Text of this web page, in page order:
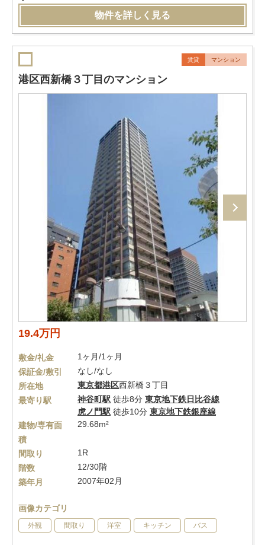
物件を詳しく見る
賃貸 マンション
港区西新橋３丁目のマンション
19.4万円
敷金/礼金
1ヶ月/1ヶ月
保証金/敷引
なし/なし
所在地
東京都港区西新橋３丁目
最寄り駅
神谷町駅 徒歩8分 東京地下鉄日比谷線
虎ノ門駅 徒歩10分 東京地下鉄銀座線
建物/専有面
積
29.68m²
間取り
1R
階数
12/30階
築年月
2007年02月
画像カテゴリ
外観 間取り 洋室 キッチン バス